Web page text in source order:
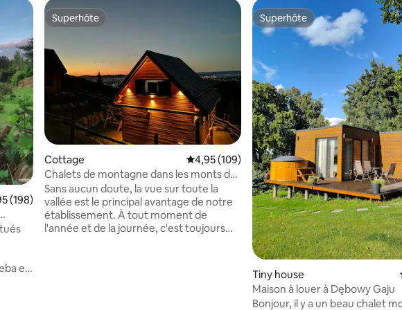
moyenne sur la base de 198 commentaires : 4,95 sur 5
(198)
et
Superhôte
Superhôte
Cottage Évaluation moyenne sur la base de 109
4,95 (109)
Chalets de montagne dans les monts des
Géants avec une vue magnifique
Sans aucun doute, la vue sur toute la
vallée est le principal avantage de notre
établissement. À tout moment de
l'année et de la journée, c'est toujours
Superhôte
Superhôte
Tiny house
Maison à louer à Dębowy Gaju
Bonjour, il y a un beau chalet